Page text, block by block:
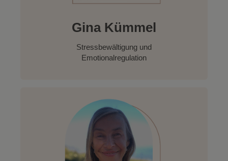
Gina Kümmel
Stressbewältigung und
Emotionalregulation